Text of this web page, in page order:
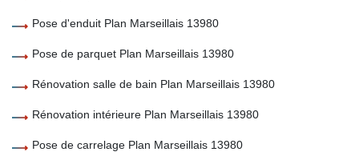
Pose d'enduit Plan Marseillais 13980
Pose de parquet Plan Marseillais 13980
Rénovation salle de bain Plan Marseillais 13980
Rénovation intérieure Plan Marseillais 13980
Pose de carrelage Plan Marseillais 13980